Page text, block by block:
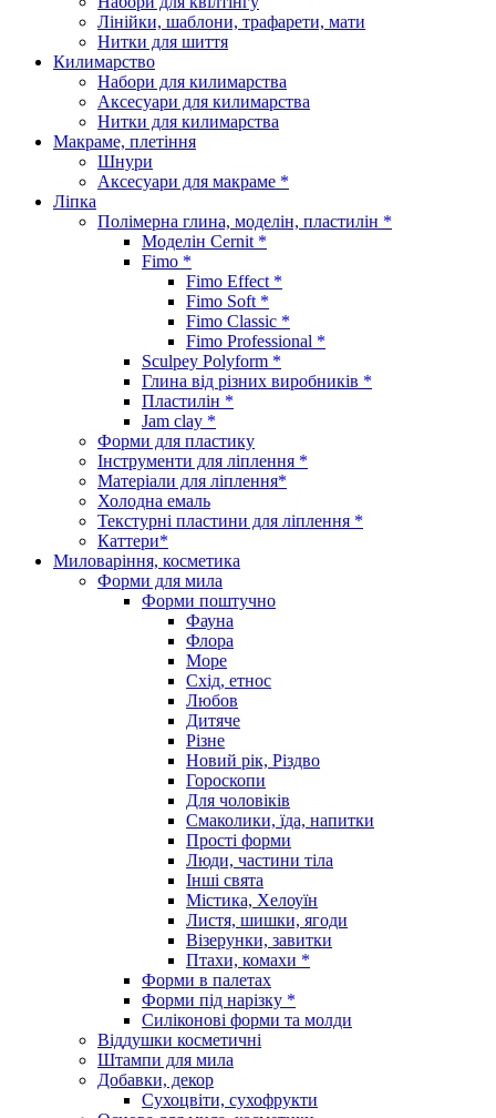
Лінійки, шаблони, трафарети, мати
Нитки для шиття
Килимарство
Набори для килимарства
Аксесуари для килимарства
Нитки для килимарства
Макраме, плетіння
Шнури
Аксесуари для макраме *
Ліпка
Полімерна глина, моделін, пластилін *
Моделін Cernit *
Fimo *
Fimo Effect *
Fimo Soft *
Fimo Classic *
Fimo Professional *
Sculpey Polyform *
Глина від різних виробників *
Пластилін *
Jam clay *
Форми для пластику
Інструменти для ліплення *
Матеріали для ліплення*
Холодна емаль
Текстурні пластини для ліплення *
Каттери*
Миловаріння, косметика
Форми для мила
Форми поштучно
Фауна
Флора
Море
Схід, етнос
Любов
Дитяче
Різне
Новий рік, Різдво
Гороскопи
Для чоловіків
Смаколики, їда, напитки
Прості форми
Люди, частини тіла
Інші свята
Містика, Хелоуїн
Листя, шишки, ягоди
Візерунки, завитки
Птахи, комахи *
Форми в палетах
Форми під нарізку *
Силіконові форми та молди
Віддушки косметичні
Штампи для мила
Добавки, декор
Сухоцвіти, сухофрукти